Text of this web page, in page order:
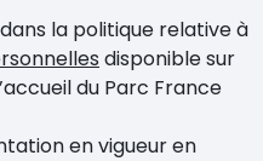
la politique relative à
disponible sur
du Parc France
en vigueur en